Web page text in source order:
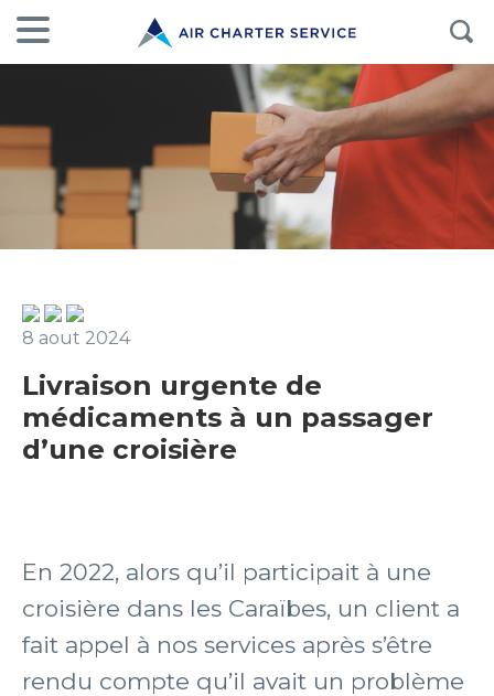
8 aout 2024
Livraison urgente de
médicaments à un passager
d’une croisière
En 2022, alors qu’il participait à une
croisière dans les Caraïbes, un client a
fait appel à nos services après s’être
rendu compte qu’il avait un problème